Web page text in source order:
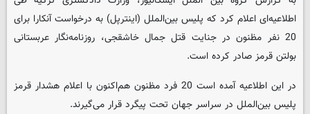
اطلاعیه‌ای اعلام کرد که پلیس بین‌الملل (اینترپل) به درخواست آنکارا برای
20 نفر مظنون در جنایت قتل جمال خاشقجی، روزنامه‌نگار عربستانی
بولتن قرمز صادر کرده است.
در این اطلاعیه آمده است 20 فرد مظنون هم‌اکنون با اعلام هشدار قرمز
پلیس بین‌الملل در سراسر جهان تحت پیگرد قرار می‌گیرند.